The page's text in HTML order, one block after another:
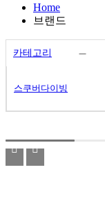
Home
브랜드
카테고리
스쿠버다이빙